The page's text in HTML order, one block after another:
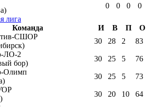
0 0 0
0
лига
Команда
И В П
О
CШОР
30 28 2 83
ЛО-2
бор)
30 25 5 76
Олимп
30 25 5 73
30 20 10 64